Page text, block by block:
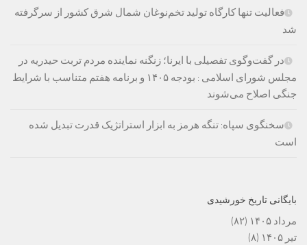
فعالیت تنها کارگاه تولید تخم‌نوغان شمال شرق کشور از سرگرفته
شد
در گفت‌وگوی تفصیلی با ایرنا؛ زنگنه نماینده مردم تربت حیدریه در
مجلس شورای اسلامی : بودجه ۱۴۰۵ و برنامه هفتم متناسب با شرایط
جنگی اصلاح می‌شوند
سخنگوی سپاه: تنگه هرمز به ابزار استراتژیک قدرت تبدیل شده
است
بایگانی تاریخ خورشیدی
مرداد ۱۴۰۵
(۸۲)
تیر ۱۴۰۵
(۸)